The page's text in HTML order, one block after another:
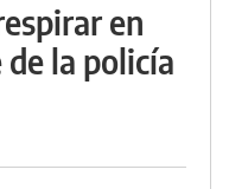
en
la policía